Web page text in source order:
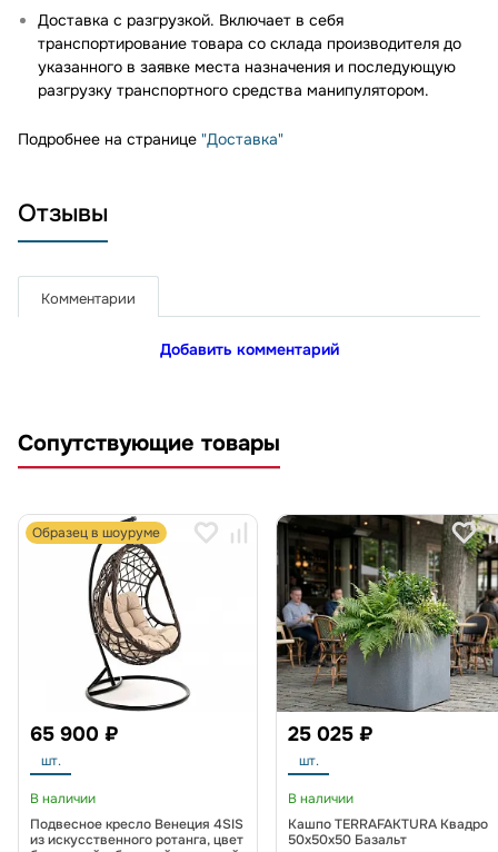
Доставка с разгрузкой. Включает в себя
транспортирование товара со склада производителя до
указанного в заявке места назначения и последующую
разгрузку транспортного средства манипулятором.
Подробнее на странице "Доставка"
Отзывы
Комментарии
Добавить комментарий
Сопутствующие товары
Образец в шоуруме
65 900 ₽
шт.
В наличии
Подвесное кресло Венеция 4SIS
из искусственного ротанга, цвет
25 025 ₽
шт.
В наличии
Кашпо TERRAFAKTURA Квадро
50x50x50 Базальт